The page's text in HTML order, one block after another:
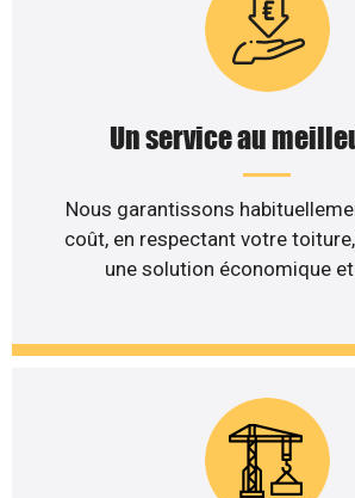
Un service au
Nous garantissons
coût, en respectant votre
une solution économique